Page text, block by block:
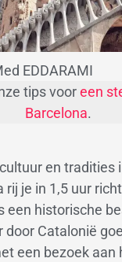
EDDARAMI
tips vooreen
Barcelona.
en tradities
rij je in 1,5 uur
een historische
door Catalonië
een bezoek aan